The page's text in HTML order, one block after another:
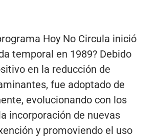
Hoy No Circula inició
temporal en 1989? Debido
en la reducción de
fue adoptado de
evolucionando con los
incorporación de nuevas
y promoviendo el uso